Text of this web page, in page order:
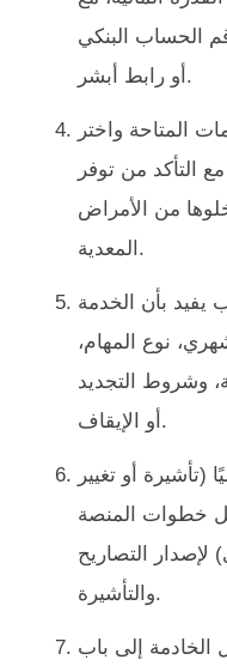
الحساب البنكي
أو رابط أبشر.
المتاحة واختر
التأكد من توفر
من الأمراض
المعدية.
يفيد بأن الخدمة
نوع المهام،
وشروط التجديد
أو الإيقاف.
(تأشيرة أو تغيير
خطوات المنصة
لإصدار التصاريح
والتأشيرة.
إلى باب